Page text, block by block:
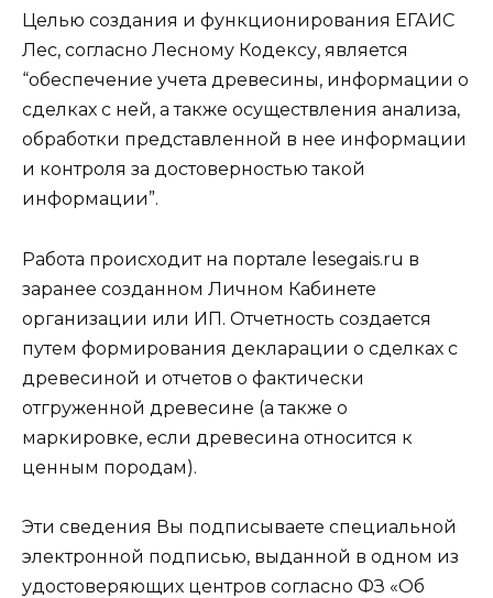
Целью создания и функционирования ЕГАИС
Лес, согласно Лесному Кодексу, является
“обеспечение учета древесины, информации о
сделках с ней, а также осуществления анализа,
обработки представленной в нее информации
и контроля за достоверностью такой
информации”.
Работа происходит на портале lesegais.ru в
заранее созданном Личном Кабинете
организации или ИП. Отчетность создается
путем формирования декларации о сделках с
древесиной и отчетов о фактически
отгруженной древесине (а также о
маркировке, если древесина относится к
ценным породам).
Эти сведения Вы подписываете специальной
электронной подписью, выданной в одном из
удостоверяющих центров согласно ФЗ «Об